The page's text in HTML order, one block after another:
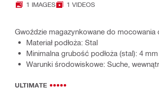
1 IMAGES 1 VIDEOS
Gwoździe magazynkowane do
Materiał podłoża: Stal
Minimalna grubość podłoża (stal): 4 mm
Warunki środowiskowe: Suche,
ULTIMATE